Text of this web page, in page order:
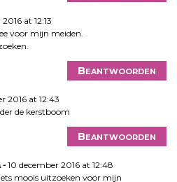
at 12:13
voor mijn meiden.
Beantwoorden
2016 at 12:43
de kerstboom
Beantwoorden
10 december 2016 at 12:48
moois uitzoeken voor mijn